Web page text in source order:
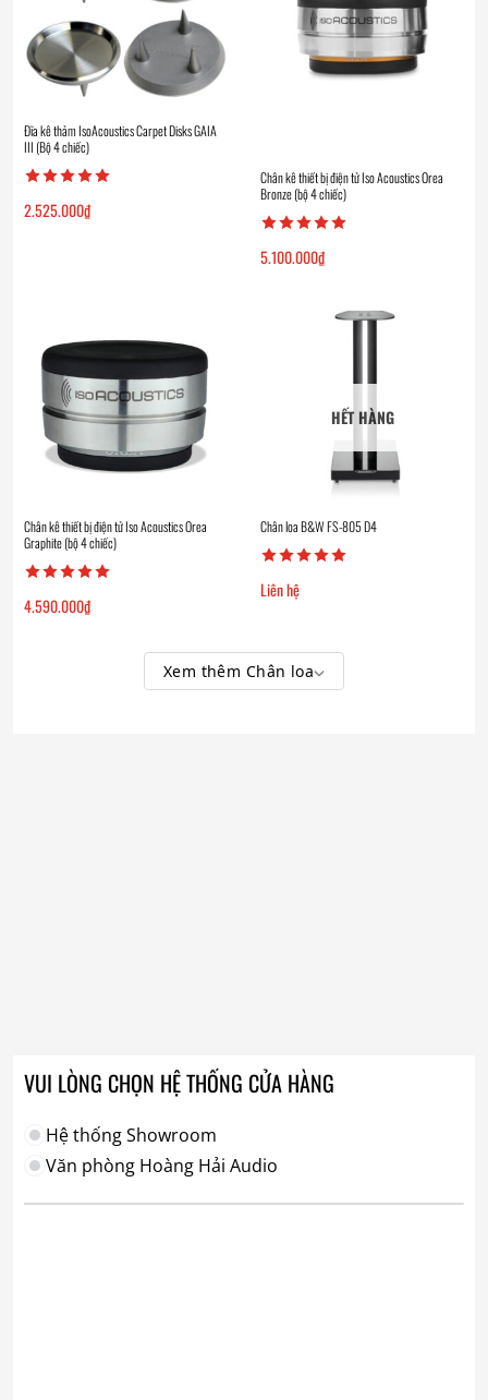
Đĩa kê thảm IsoAcoustics Carpet Disks GAIA
III (Bộ 4 chiếc)
2.525.000₫
Chân kê thiết bị điện tử Iso Acoustics Orea
Bronze (bộ 4 chiếc)
5.100.000₫
Chân kê thiết bị điện tử Iso Acoustics Orea
Graphite (bộ 4 chiếc)
4.590.000₫
HẾT HÀNG
Chân loa B&W FS-805 D4
Liên hệ
Xem thêm Chân loa
VUI LÒNG CHỌN HỆ THỐNG CỬA HÀNG
Hệ thống Showroom
Văn phòng Hoàng Hải Audio